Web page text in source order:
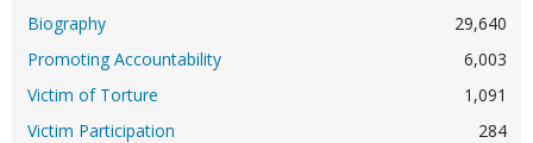
Biography
29,640
Promoting Accountability
6,003
Victim of Torture
1,091
Victim Participation
284